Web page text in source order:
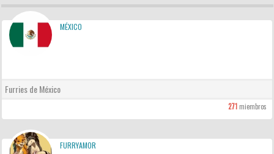
MÉXICO
Furries de México
271miembros
FURRYAMOR